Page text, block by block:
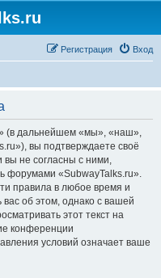
Вход
Регистрация
(в дальнейшем «мы», «наш»,
вы подтверждаете своё
вы не согласны с ними,
форумами «SubwayTalks.ru».
правила в любое время и
об этом, однако с вашей
этот текст на
конференции
условий означает ваше